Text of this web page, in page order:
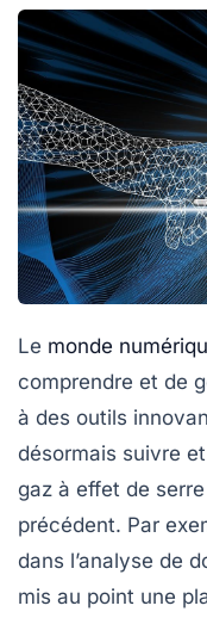
Le monde
comprendre et de
à des outils
désormais suivre
gaz à effet de serre
précédent. Par
dans l’analyse de
mis au point une